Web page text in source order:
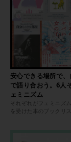
安心できる場所で
で語り合おう。6人
ェミニズム
それぞれがフェミニズ
を受けた本のブックリ